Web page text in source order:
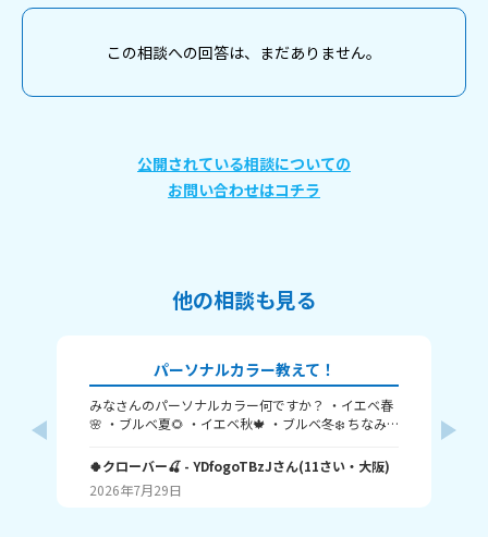
この相談への回答は、まだありません。
公開されている相談についての
お問い合わせはコチラ
他の相談も見る
パーソナルカラー教えて！
みなさんのパーソナルカラー何ですか？ ・イエベ春
🌸 ・ブルベ夏🌻 ・イエベ秋🍁 ・ブルベ冬❄️ ちなみ
の回答待ってます🥺 バイバイ✌️
🍀クローバー🍒 - YDfogoTBzJさん(11さい・ 大阪)
2026年7月29日